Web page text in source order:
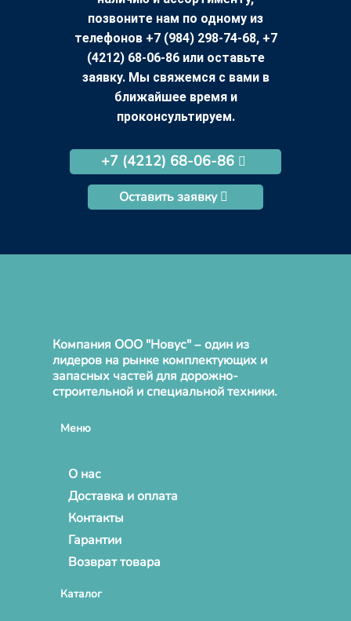
позвоните нам по одному из
телефонов +7 (984) 298-74-68, +7
(4212) 68-06-86 или оставьте
заявку. Мы свяжемся с вами в
ближайшее время и
проконсультируем.
+7 (4212) 68-06-86
Оставить заявку
Компания ООО "Новус" – один из
лидеров на рынке комплектующих и
запасных частей для дорожно-
строительной и специальной техники.
Меню
О нас
Доставка и оплата
Контакты
Гарантии
Возврат товара
Каталог